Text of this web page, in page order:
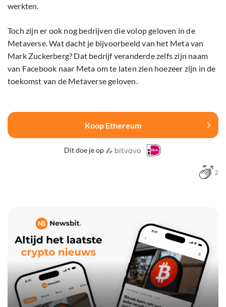
werkten.
Toch zijn er ook nog bedrijven die volop geloven in de
Metaverse. Wat dacht je bijvoorbeeld van het Meta van
Mark Zuckerberg? Dat bedrijf veranderde zelfs zijn naam
van Facebook naar Meta om te laten zien hoezeer zijn in de
toekomst van de Metaverse geloven.
Koop Ethereum
Dit doe je op
2